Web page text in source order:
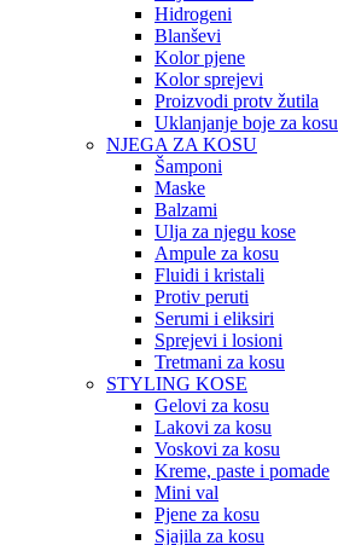
Hidrogeni
Blanševi
Kolor pjene
Kolor sprejevi
Proizvodi protv žutila
Uklanjanje boje za kosu
NJEGA ZA KOSU
Šamponi
Maske
Balzami
Ulja za njegu kose
Ampule za kosu
Fluidi i kristali
Protiv peruti
Serumi i eliksiri
Sprejevi i losioni
Tretmani za kosu
STYLING KOSE
Gelovi za kosu
Lakovi za kosu
Voskovi za kosu
Kreme, paste i pomade
Mini val
Pjene za kosu
Sjajila za kosu